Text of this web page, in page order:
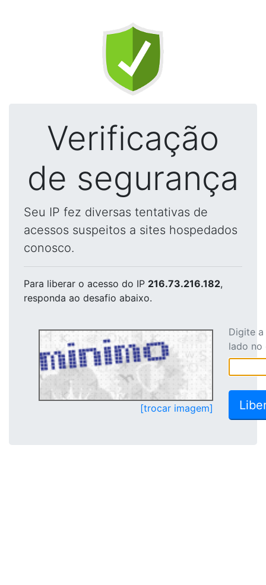
Verificação
de segurança
Seu IP fez diversas tentativas de
acessos suspeitos a sites hospedados
conosco.
Para liberar o acesso do IP 216.73.216.182,
responda ao desafio abaixo.
[trocar imagem]
Digite
lado no